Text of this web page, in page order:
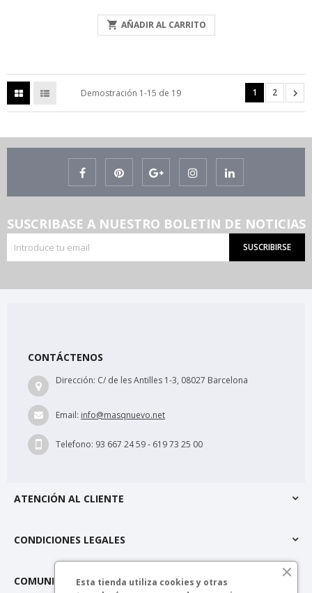
 AÑADIR AL CARRITO
Demostración 1-15 de 19 1 2 
SUSCRIBASE A NUESTRO BOLETIN DE NOTICIAS
SUSCRIBIRSE
CONTÁCTENOS
Dirección: C/ de les Antilles 1-3, 08027 Barcelona
Email: info@masqnuevo.net
Telefono: 93 667 24 59 - 619 73 25 00
ATENCIÓN AL CLIENTE
CONDICIONES LEGALES
COMUNIDAD MÁSQNUEVOEsta tienda utiliza cookies y otras